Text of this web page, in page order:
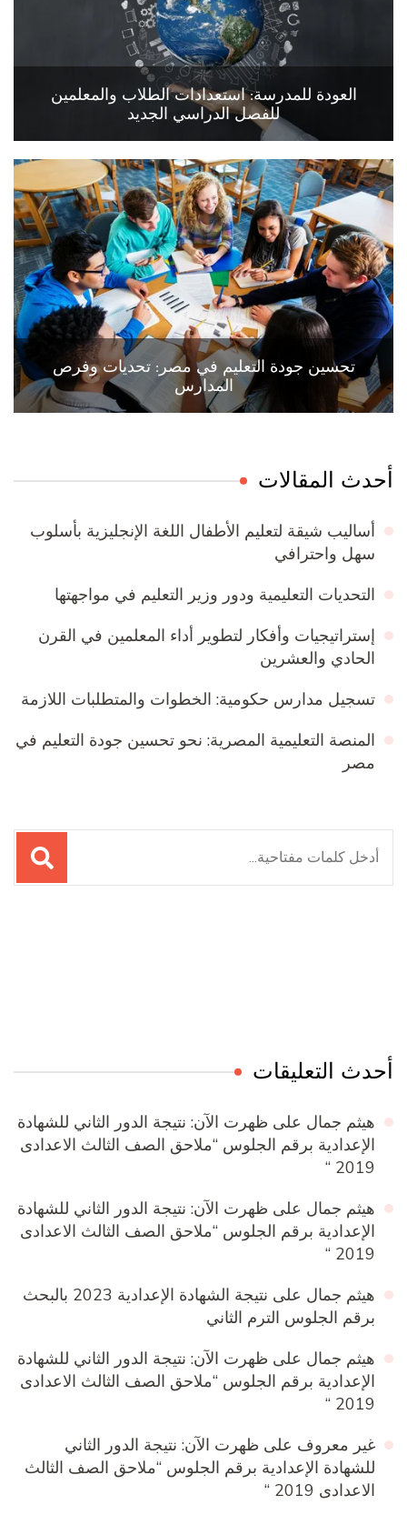
العودة للمدرسة: استعدادات الطلاب والمعلمين
للفصل الدراسي الجديد
تحسين جودة التعليم في مصر: تحديات وفرص
المدارس
أحدث المقالات
أساليب شيقة لتعليم الأطفال اللغة الإنجليزية بأسلوب
سهل واحترافي
التحديات التعليمية ودور وزير التعليم في مواجهتها
إستراتيجيات وأفكار لتطوير أداء المعلمين في القرن
الحادي والعشرين
تسجيل مدارس حكومية: الخطوات والمتطلبات اللازمة
المنصة التعليمية المصرية: نحو تحسين جودة التعليم في
مصر
البحث
عن:
أحدث التعليقات
هيثم جمال على ظهرت الآن: نتيجة الدور الثاني للشهادة
الإعدادية برقم الجلوس “ملاحق الصف الثالث الاعدادى
2019 “
هيثم جمال على ظهرت الآن: نتيجة الدور الثاني للشهادة
الإعدادية برقم الجلوس “ملاحق الصف الثالث الاعدادى
2019 “
هيثم جمال على
نتيجة الشهادة الإعدادية 2023 بالبحث
برقم الجلوس الترم الثاني
هيثم جمال على ظهرت الآن: نتيجة الدور الثاني للشهادة
الإعدادية برقم الجلوس “ملاحق الصف الثالث الاعدادى
2019 “
غير معروف على ظهرت الآن: نتيجة الدور الثاني
للشهادة الإعدادية برقم الجلوس “ملاحق الصف الثالث
الاعدادى 2019 “